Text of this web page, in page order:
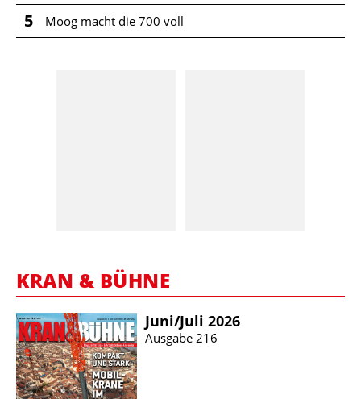
5 Moog macht die 700 voll
KRAN & BÜHNE
Juni/​Juli 2026
Ausgabe 216